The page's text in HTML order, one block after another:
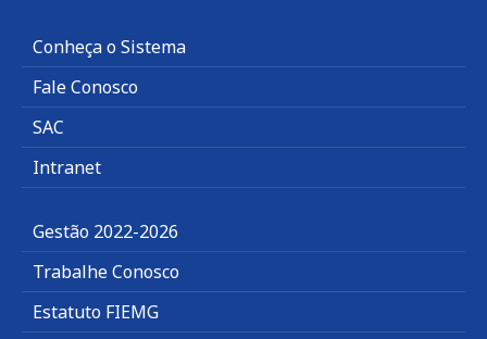
Conheça o Sistema
Fale Conosco
SAC
Intranet
Gestão 2022-2026
Trabalhe Conosco
Estatuto FIEMG